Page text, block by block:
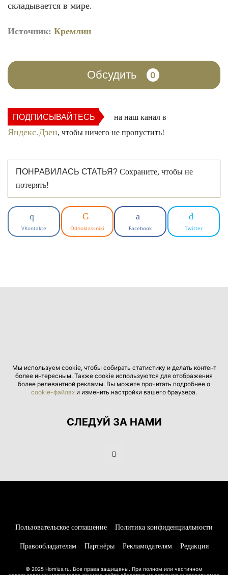
складывается в мире.
Источник: Кремлин
Обсудить 0
ПОДПИСЫВАЙТЕСЬ на наш канал в
Яндекс.Дзен, чтобы ничего не пропустить!
ПОНРАВИЛАСЬ СТАТЬЯ? Сохраните, чтобы не
потерять!
VKontakte Odnoklassniki Facebook Twitter
Мы используем cookie, чтобы собирать статистику и делать контент
более интересным. Также cookie используются для отображения
более релевантной рекламы. Вы можете прочитать подробнее о
cookie-файлах и изменить настройки вашего браузера.
СЛЕДУЙ ЗА НАМИ
Пользовательское соглашение Политика конфиденциальности
Правообладателям Партнёры Рекламодателям Редакция
© 2025 Homius.ru. Все права защищены. При полном или частичном